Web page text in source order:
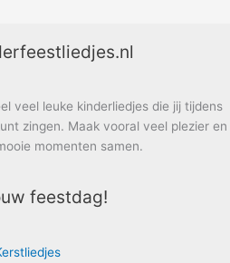
veel leuke kinderliedjes die jij tijdens
zingen. Maak vooral veel plezier en
momenten samen.
feestdag!